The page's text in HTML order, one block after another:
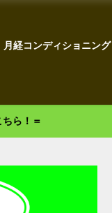
月経コンディショニング
ちら！＝